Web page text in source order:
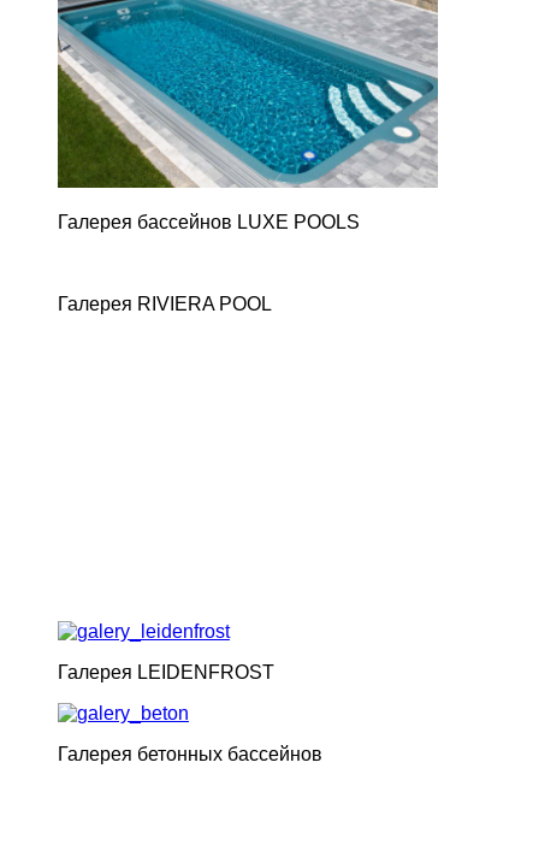
Галерея бассейнов LUXE POOLS
Галерея RIVIERA POOL
Галерея LEIDENFROST
Галерея бетонных бассейнов